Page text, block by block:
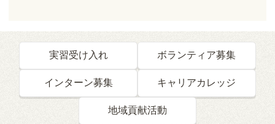
実習受け入れ ボランティア募集
インターン募集 キャリアカレッジ
地域貢献活動